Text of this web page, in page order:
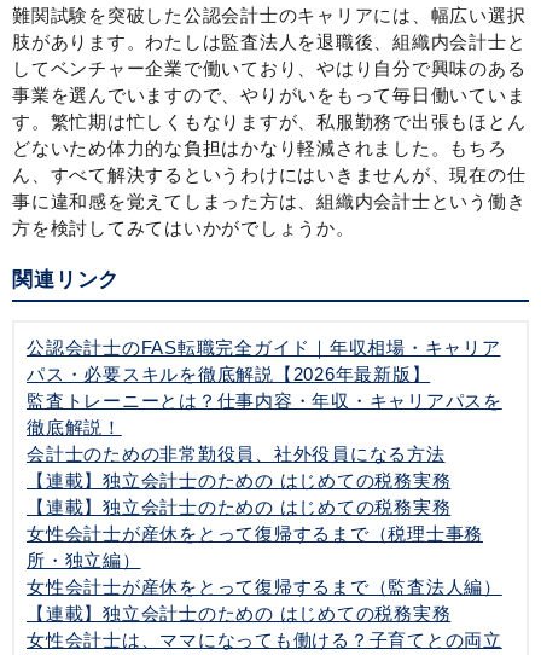
難関試験を突破した公認会計士のキャリアには、幅広い選択
肢があります。わたしは監査法人を退職後、組織内会計士と
してベンチャー企業で働いており、やはり自分で興味のある
事業を選んでいますので、やりがいをもって毎日働いていま
す。繁忙期は忙しくもなりますが、私服勤務で出張もほとん
どないため体力的な負担はかなり軽減されました。もちろ
ん、すべて解決するというわけにはいきませんが、現在の仕
事に違和感を覚えてしまった方は、組織内会計士という働き
方を検討してみてはいかがでしょうか。
関連リンク
公認会計士のFAS転職完全ガイド｜年収相場・キャリア
パス・必要スキルを徹底解説【2026年最新版】
監査トレーニーとは？仕事内容・年収・キャリアパスを
徹底解説！
会計士のための非常勤役員、社外役員になる方法
【連載】独立会計士のための はじめての税務実務
【連載】独立会計士のための はじめての税務実務
女性会計士が産休をとって復帰するまで（税理士事務
所・独立編）
女性会計士が産休をとって復帰するまで（監査法人編）
【連載】独立会計士のための はじめての税務実務
女性会計士は、ママになっても働ける？子育てとの両立